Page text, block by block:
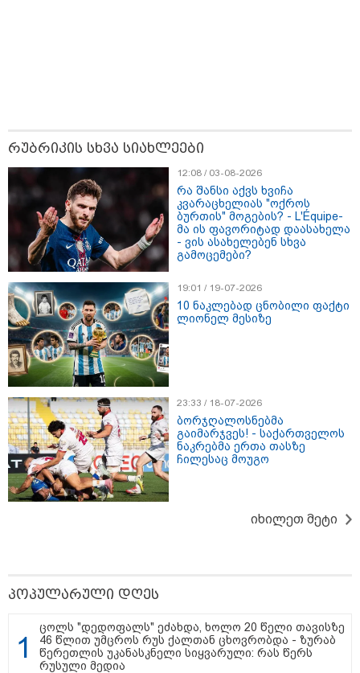
13:59 / 06-08-2026
ნიკა მელიას სასამართლოს
უპატივცემლობის ფაქტზე 1 წლით და 6
თვით თავისუფლების აღკვეთა მიესაჯა
19:42 / 06-08-2026
"იმნაძემ მის მეგობრებს
ალექსანდრე გაბაშვილს და
გიორგი მალანიას უთხრა,
თითქოსდა მისი მასწავლებელი,
გიგა ავალიანი ზედმეტ
ყურადღებას იჩენდა მის
მიმართ, რითაც გაბაშვილი
წააქეზა" - პროკურატურა
19:33 / 06-08-2026
რა სასჯელი ემუქრება ნია
იმნაძეს? - პროკურატურამ მას
ბრალდება წარუდგინა
15:54 / 06-08-2026
რუბრიკის სხვა სიახლეები
12:08 / 03-08-2026
რა შანსი აქვს ხვიჩა
კვარაცხელიას "ოქროს
ბურთის" მოგების? - L'Équipe-
მა ის ფავორიტად დაასახელა
- ვის ასახელებენ სხვა
გამოცემები?
19:01 / 19-07-2026
10 ნაკლებად ცნობილი ფაქტი
ლიონელ მესიზე
23:33 / 18-07-2026
ბორჯღალოსნებმა
გაიმარჯვეს! - საქართველოს
ნაკრებმა ერთა თასზე
ჩილესაც მოუგო
იხილეთ მეტი
პოპულარული დღეს
ცოლს "დედოფალს" ეძახდა, ხოლო 20 წელი თავისზე
46 წლით უმცროს რუს ქალთან ცხოვრობდა - ზურაბ
წერეთლის უკანასკნელი სიყვარული: რას წერს
რუსული მედია